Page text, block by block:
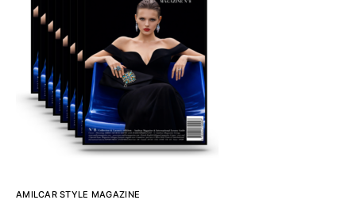
AMILCAR STYLE MAGAZINE